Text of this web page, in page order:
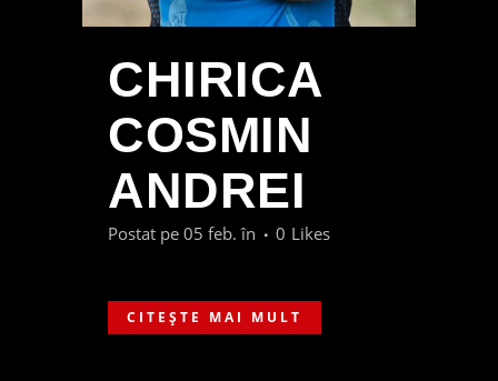
CHIRICA
COSMIN
ANDREI
Postat pe 05 feb. în 0 Likes
CITEȘTE MAI MULT